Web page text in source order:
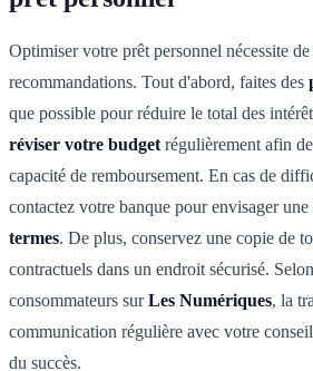
Optimiser votre prêt personnel nécessite
recommandations. Tout d'abord, faites des
que possible pour réduire le total des
réviser votre budget régulièrement afin
capacité de remboursement. En cas de
contactez votre banque pour envisager une
termes. De plus, conservez une copie de
contractuels dans un endroit sécurisé.
consommateurs surLes Numériques, la
communication régulière avec votre
du succès.